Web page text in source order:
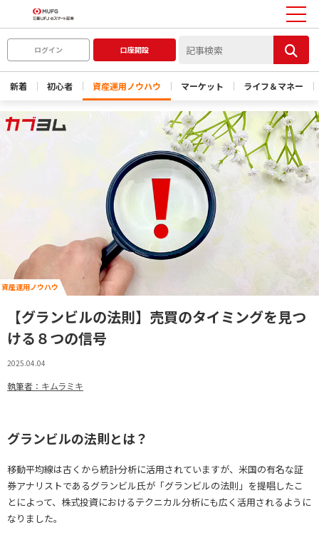
ログイン 口座開設
新着 初心者 資産運用ノウハウ マーケット ライフ＆マネー
資産運用ノウハウ
【グランビルの法則】売買のタイミングを見つ
ける８つの信号
2025.04.04
執筆者：キムラミキ
グランビルの法則とは？
移動平均線は古くから統計分析に活用されていますが、米国の有名な証
券アナリストであるグランビル氏が「グランビルの法則」を提唱したこ
とによって、株式投資におけるテクニカル分析にも広く活用されるように
なりました。